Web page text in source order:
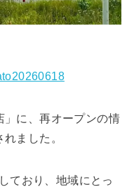
」に、再オープンの情
ました。
ており、地域にとっ